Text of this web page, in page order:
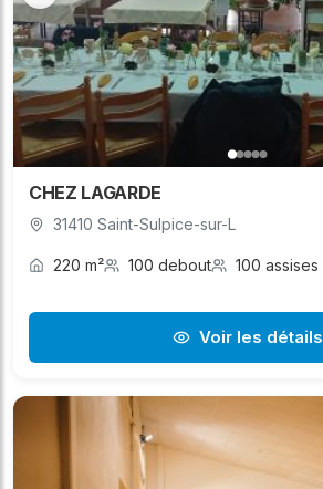
CHEZ LAGARDE
31410 Saint-Sulpice-sur-L
220 m² 100 debout 100 assises
Voir les détails